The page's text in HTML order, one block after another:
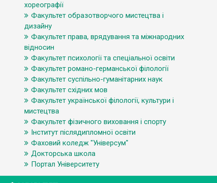
хореографії
Факультет образотворчого мистецтва і
дизайну
Факультет права, врядування та міжнародних
відносин
Факультет психології та спеціальної освіти
Факультет романо-германської філології
Факультет суспільно-гуманітарних наук
Факультет східних мов
Факультет української філології, культури і
мистецтва
Факультет фізичного виховання і спорту
Інститут післядипломної освіти
Фаховий коледж "Універсум"
Докторська школа
Портал Університету